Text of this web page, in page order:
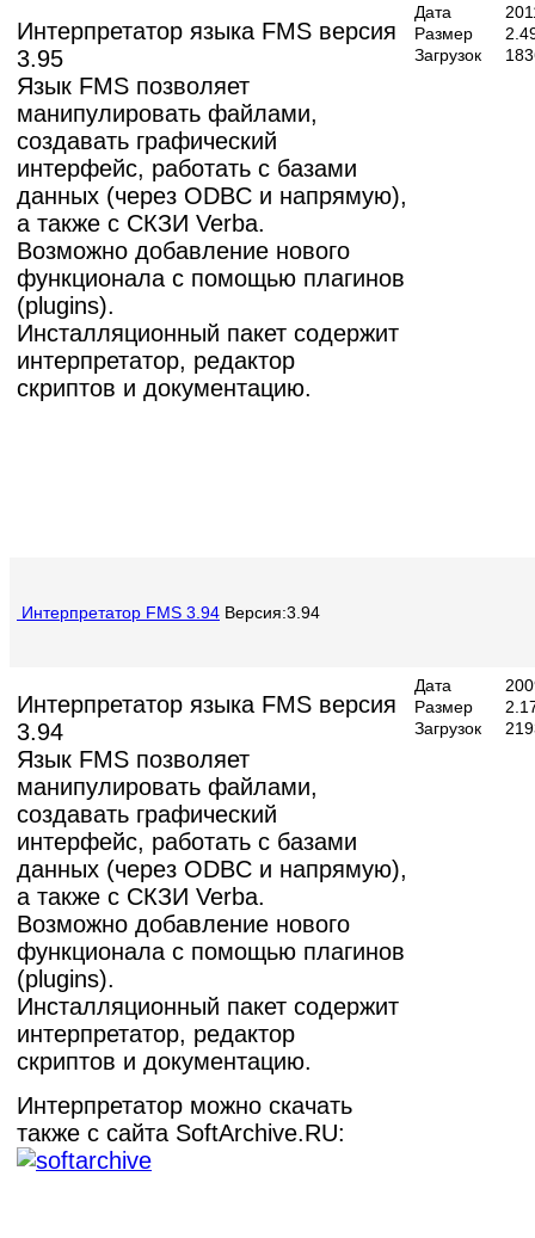
Интерпретатор языка FMS версия
3.95
Язык FMS позволяет
манипулировать файлами,
создавать графический
интерфейс, работать с базами
данных (через ODBC и напрямую),
а также с СКЗИ Verba.
Возможно добавление нового
функционала с помощью плагинов
(plugins).
Инсталляционный пакет содержит
интерпретатор, редактор
скриптов и документацию.
Дата
Размер
Загрузок
Интерпретатор FMS 3.94 Версия:3.94
Интерпретатор языка FMS версия
3.94
Язык FMS позволяет
манипулировать файлами,
создавать графический
интерфейс, работать с базами
данных (через ODBC и напрямую),
а также с СКЗИ Verba.
Возможно добавление нового
функционала с помощью плагинов
(plugins).
Инсталляционный пакет содержит
интерпретатор, редактор
скриптов и документацию.
Интерпретатор можно скачать
также с сайта SoftArchive.RU:
Дата
Размер
Загрузок